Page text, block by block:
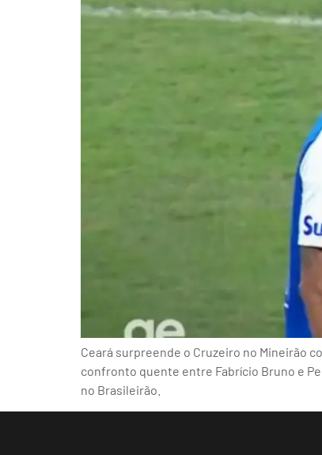
Ceará surpreende o Cruzeiro no Mineirão
confronto quente entre Fabrício Bruno e
no Brasileirão.